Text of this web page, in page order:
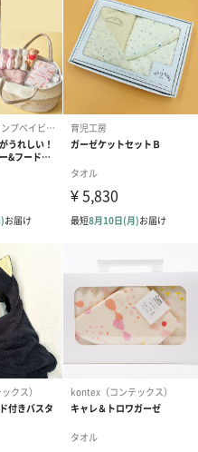
オルやハンドタオルなども人
テックス）」のタオル生地を
チ」なら赤ちゃんのデリケー
す。
のこもった特別なプレゼント
わり抜いたふわふわのタオル
ぴったりの可愛さも持ち合
母さんやお姉さん、お兄さ